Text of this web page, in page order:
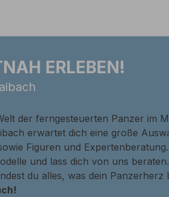
ERLEBEN!
der ferngesteuerten Panzer im
erwartet dich eine große
Figuren und
und lass dich von uns
du alles, was dein Panzerherz